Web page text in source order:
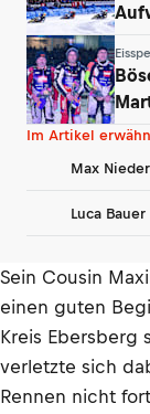
im
Im Artikel
Max
Luca Bauer
Sein Cousin
einen guten
Kreis Ebersberg
verletzte sich
Rennen nicht